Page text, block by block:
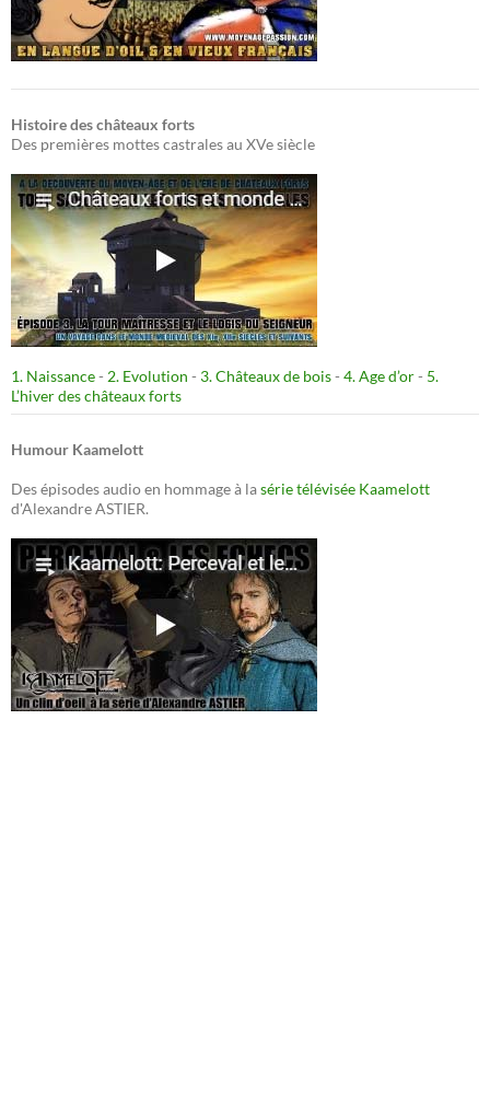
Histoire des châteaux forts
Des premières mottes castrales au XVe siècle
1. Naissance- 2. Evolution - 3. Châteaux de bois- 4. Age d’or- 5.
L’hiver des châteaux forts
Humour Kaamelott
Des épisodes audio en hommage à lasérie télévisée Kaamelott
d'Alexandre ASTIER.